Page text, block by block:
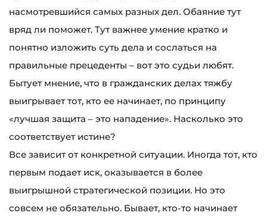
насмотревшийся самых разных дел. Обаяние тут
вряд ли поможет. Тут важнее умение кратко и
понятно изложить суть дела и сослаться на
правильные прецеденты – вот это судьи любят.
Бытует мнение, что в гражданских делах тяжбу
выигрывает тот, кто ее начинает, по принципу
«лучшая защита – это нападение». Насколько это
соответствует истине?
Все зависит от конкретной ситуации. Иногда тот, кто
первым подает иск, оказывается в более
выигрышной стратегической позиции. Но это
совсем не обязательно. Бывает, кто-то начинает